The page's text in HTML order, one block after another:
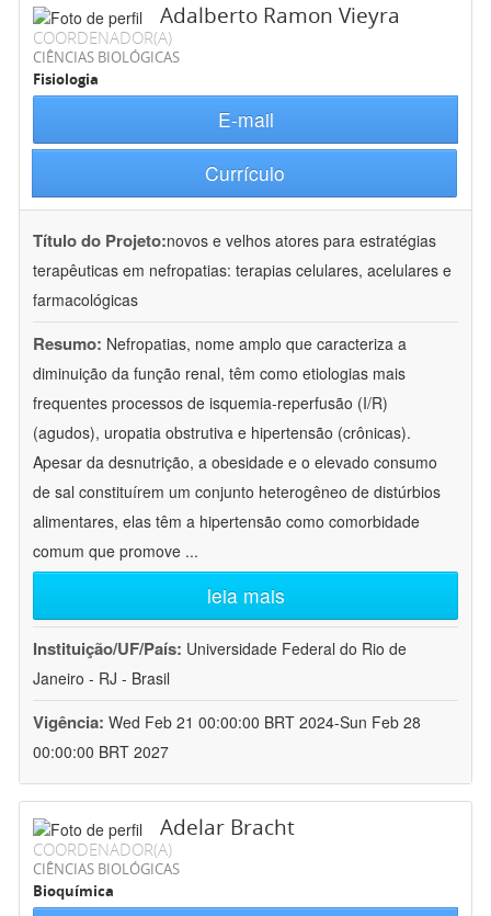
Adalberto Ramon Vieyra
COORDENADOR(A)
CIÊNCIAS BIOLÓGICAS
Fisiologia
E-mail
Currículo
Título do Projeto:novos e velhos atores para estratégias
terapêuticas em nefropatias: terapias celulares, acelulares e
farmacológicas
Resumo: Nefropatias, nome amplo que caracteriza a
diminuição da função renal, têm como etiologias mais
frequentes processos de isquemia-reperfusão (I/R)
(agudos), uropatia obstrutiva e hipertensão (crônicas).
Apesar da desnutrição, a obesidade e o elevado consumo
de sal constituírem um conjunto heterogêneo de distúrbios
alimentares, elas têm a hipertensão como comorbidade
comum que promove ...
leia mais
Instituição/UF/País: Universidade Federal do Rio de
Janeiro - RJ - Brasil
Vigência: Wed Feb 21 00:00:00 BRT 2024-Sun Feb 28
00:00:00 BRT 2027
Adelar Bracht
COORDENADOR(A)
CIÊNCIAS BIOLÓGICAS
Bioquímica